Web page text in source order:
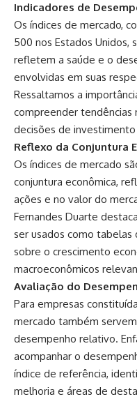
Indicadores de
Os índices de mercado,
500 nos Estados Unidos,
refletem a saúde e o
envolvidas em suas
Ressaltamos a
compreender tendências
decisões de
Reflexo da Conjuntura
Os índices de mercado
conjuntura econômica,
ações e no valor do
Fernandes Duarte
ser usados ​​como tabelas
sobre o crescimento
macroeconômicos
Avaliação do
Para empresas
mercado também
desempenho relativo.
acompanhar o
índice de referência,
melhoria e áreas de